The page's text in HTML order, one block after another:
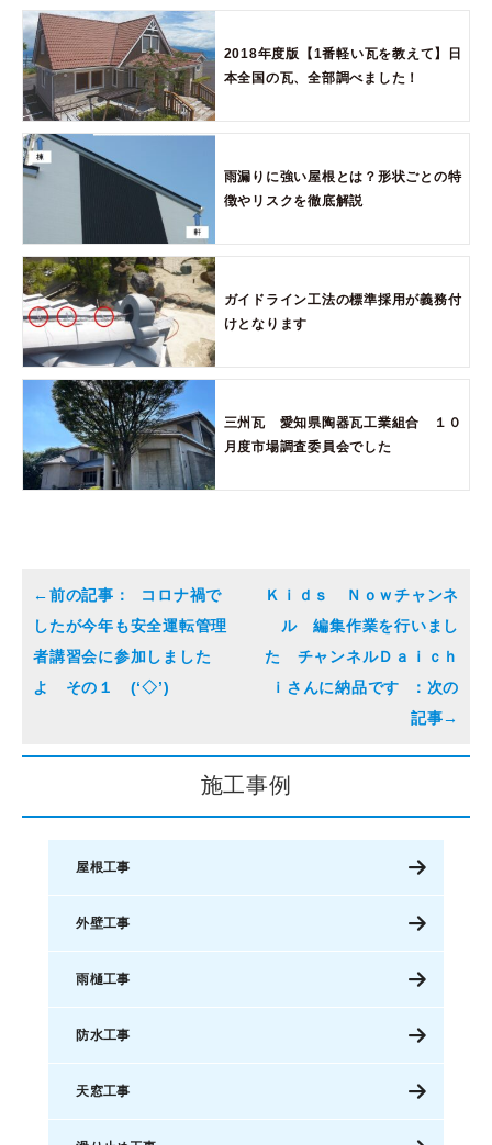
2018年度版【1番軽い瓦を教えて】日
本全国の瓦、全部調べました！
雨漏りに強い屋根とは？形状ごとの特
徴やリスクを徹底解説
ガイドライン工法の標準採用が義務付
けとなります
三州瓦 愛知県陶器瓦工業組合 １０
月度市場調査委員会でした
コロナ禍で
したが今年も安全運転管理
者講習会に参加しました
よ その１ (‘◇’)ゞ
Ｋｉｄｓ Ｎｏｗチャンネ
ル 編集作業を行いまし
た チャンネルＤａｉｃｈ
ｉさんに納品です
施工事例
屋根工事
外壁工事
雨樋工事
防水工事
天窓工事